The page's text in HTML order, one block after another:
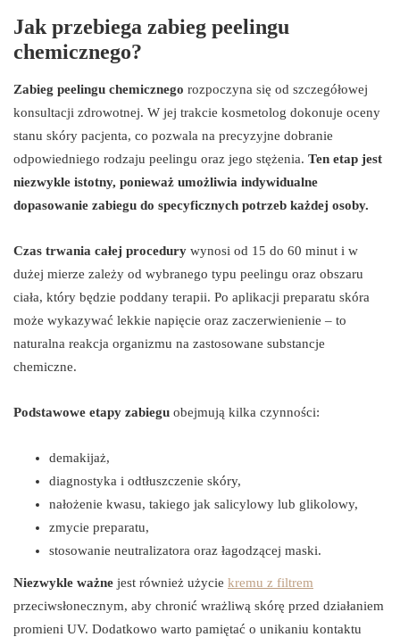
Jak przebiega zabieg peelingu
chemicznego?
Zabieg peelingu chemicznego rozpoczyna się od szczegółowej
konsultacji zdrowotnej. W jej trakcie kosmetolog dokonuje oceny
stanu skóry pacjenta, co pozwala na precyzyjne dobranie
odpowiedniego rodzaju peelingu oraz jego stężenia. Ten etap jest
niezwykle istotny, ponieważ umożliwia indywidualne
dopasowanie zabiegu do specyficznych potrzeb każdej osoby.
Czas trwania całej procedury wynosi od 15 do 60 minut i w
dużej mierze zależy od wybranego typu peelingu oraz obszaru
ciała, który będzie poddany terapii. Po aplikacji preparatu skóra
może wykazywać lekkie napięcie oraz zaczerwienienie – to
naturalna reakcja organizmu na zastosowane substancje
chemiczne.
Podstawowe etapy zabiegu obejmują kilka czynności:
demakijaż,
diagnostyka i odtłuszczenie skóry,
nałożenie kwasu, takiego jak salicylowy lub glikolowy,
zmycie preparatu,
stosowanie neutralizatora oraz łagodzącej maski.
Niezwykle ważne jest również użycie kremu z filtrem
przeciwsłonecznym, aby chronić wrażliwą skórę przed działaniem
promieni UV. Dodatkowo warto pamiętać o unikaniu kontaktu